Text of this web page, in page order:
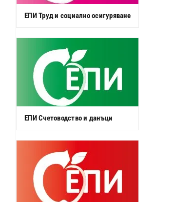
ЕПИ Труд и социално осигуряване
ЕПИ Счетоводство и данъци